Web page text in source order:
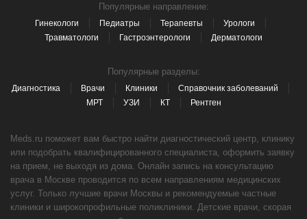
Популярные направление:
Гинекологи Педиатры Терапевты
Урологи
Травматологи
Гастроэнтерологи Дерматологи
Популярные разделы:
Диагностика Врачи Клиники
Справочник заболеваний
МРТ
УЗИ КТ Рентген
Meds.ru поможет вам быстро найти диагностический центр, клинику
или подобрать квалифицированного специалиста, оформить заявку
на прием, не выходя из дома. Онлайн запись на консультацию
врача в Москве проводится по всем направлениям медицинских
услуг. Только лучшие врачи Москвы и рекомендуемые частные
клиники и широкопрофильные поликлиники. Детские врачи, скорая